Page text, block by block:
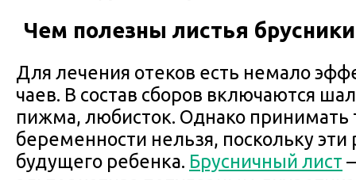
Чем полезны листья
Для лечения отеков есть немало
чаев. В состав сборов включаются
пижма, любисток. Однако принимать
беременности нельзя, поскольку эти
будущего ребенка. Брусничный лист